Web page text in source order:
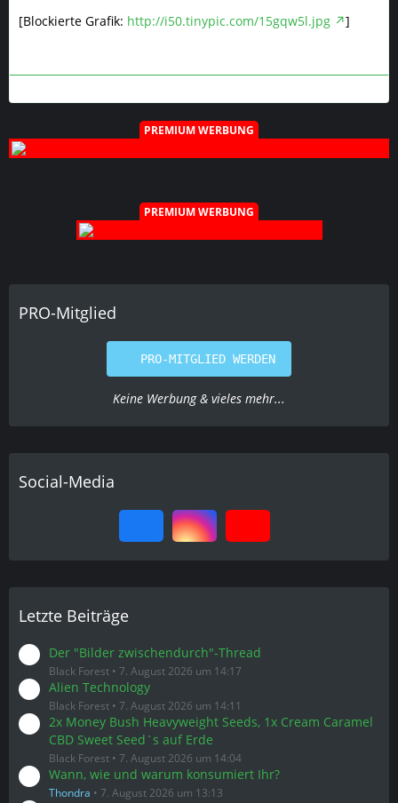
[Blockierte Grafik: http://i50.tinypic.com/15gqw5l.jpg ]
PREMIUM WERBUNG
PREMIUM WERBUNG
PRO-Mitglied
PRO-MITGLIED WERDEN
Keine Werbung & vieles mehr...
Social-Media
Letzte Beiträge
Der "Bilder zwischendurch"-Thread
Black Forest 7. August 2026 um 14:17
Alien Technology
Black Forest 7. August 2026 um 14:11
2x Money Bush Heavyweight Seeds, 1x Cream Caramel
CBD Sweet Seed`s auf Erde
Black Forest 7. August 2026 um 14:04
Wann, wie und warum konsumiert Ihr?
Thondra 7. August 2026 um 13:13